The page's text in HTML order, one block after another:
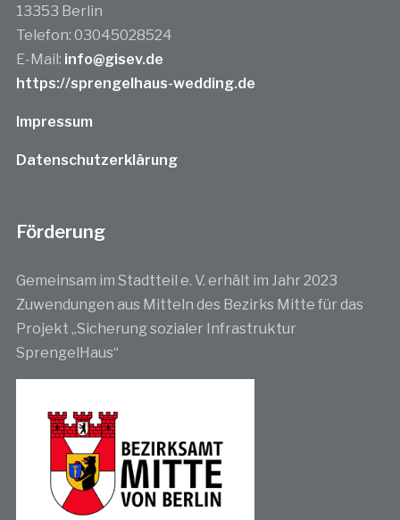
13353 Berlin
Telefon: 03045028524
E-Mail: info@gisev.de
https://sprengelhaus-wedding.de
Impressum
Datenschutzerklärung
Förderung
Gemeinsam im Stadtteil e. V. erhält im Jahr 2023
Zuwendungen aus Mitteln des Bezirks Mitte für das
Projekt „Sicherung sozialer Infrastruktur
SprengelHaus“